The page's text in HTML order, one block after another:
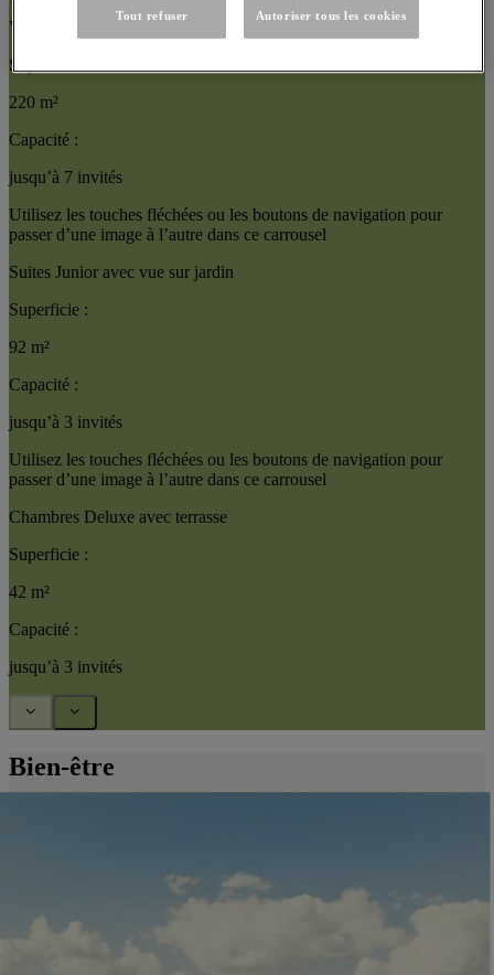
Villa
Superficie :
220 m²
Capacité :
jusqu’à 7 invités
Utilisez les touches fléchées ou les boutons de navigation pour
passer d’une image à l’autre dans ce carrousel
Suites Junior avec vue sur jardin
Superficie :
92 m²
Capacité :
jusqu’à 3 invités
Utilisez les touches fléchées ou les boutons de navigation pour
passer d’une image à l’autre dans ce carrousel
Chambres Deluxe avec terrasse
Superficie :
42 m²
Capacité :
jusqu’à 3 invités
Bien-être
Tout refuser Autoriser tous les cookies